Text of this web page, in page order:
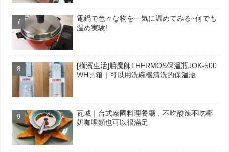
電鍋で色々な物を一気に温めてみる~何でも
温め実験!
[橫濱生活]膳魔師THERMOS保溫瓶JOK-500
WH開箱｜可以用洗碗機清洗的保溫瓶
瓦城｜台式泰國料理餐廳，不吃酸辣不吃椰
奶咖哩類也可以很滿足